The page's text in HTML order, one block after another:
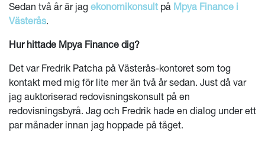
Sedan två år är jag ekonomikonsult på Mpya Finance i
Västerås.
Hur hittade Mpya Finance dig?
Det var Fredrik Patcha på Västerås-kontoret som tog
kontakt med mig för lite mer än två år sedan. Just då var
jag auktoriserad redovisningskonsult på en
redovisningsbyrå. Jag och Fredrik hade en dialog under ett
par månader innan jag hoppade på tåget.